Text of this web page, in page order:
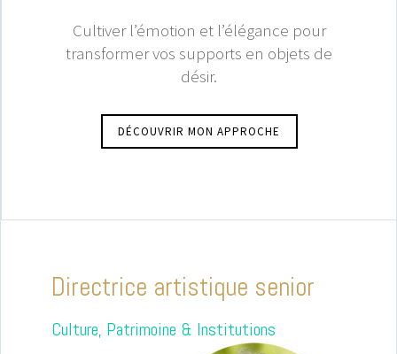
Cultiver l’émotion et l’élégance pour
transformer vos supports en objets de
désir.
DÉCOUVRIR MON APPROCHE
Directrice artistique senior
Culture, Patrimoine & Institutions